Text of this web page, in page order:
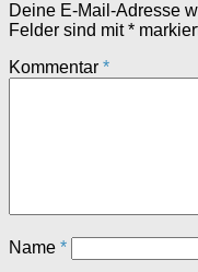
Deine E-Mail-Adresse
Felder sind mit*
Kommentar *
Name *